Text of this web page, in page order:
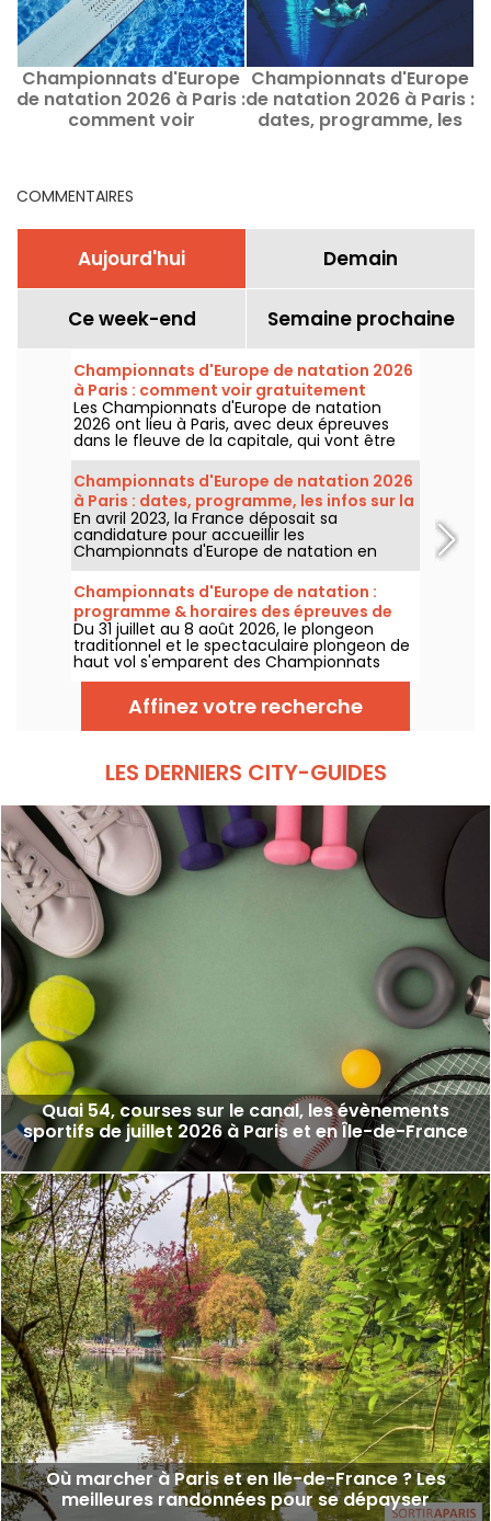
Championnats d'Europe
de natation 2026 à Paris :
comment voir
Championnats d'Europe
de natation 2026 à Paris :
dates, programme, les
COMMENTAIRES
Aujourd'hui Demain
Ce week-end Semaine prochaine
Championnats d'Europe de natation 2026
à Paris : comment voir gratuitement
certaines épreuves ?
Les Championnats d'Europe de natation
2026 ont lieu à Paris, avec deux épreuves
dans le fleuve de la capitale, qui vont être
plus accessibles au grand public ! Comment
observer les compétitions en eau libre et le
plongeon de haut vol, au mois d'août
prochain ?
Championnats d'Europe de natation 2026
à Paris : dates, programme, les infos sur la
compétition
En avril 2023, la France déposait sa
candidature pour accueillir les
Championnats d'Europe de natation en
2026. Du 31 juillet au 16 août, le Centre
Aquatique Olympique vous attend pour
encourager nos nageurs. Voici toutes les
informations à connaître sur la compétition
et les épreuves !
Championnats d'Europe de natation :
programme & horaires des épreuves de
plongeon et de haut vol
Du 31 juillet au 8 août 2026, le plongeon
traditionnel et le spectaculaire plongeon de
haut vol s'emparent des Championnats
d'Europe de natation. Entre le bassin
olympique de Saint-Denis et le cadre
naturel de la Seine, les meilleurs plongeurs
du continent vont s'élancer pour des figures
Affinez votre recherche
LES DERNIERS CITY-GUIDES
Quai 54, courses sur le canal, les évènements
sportifs de juillet 2026 à Paris et en Île-de-France
Où marcher à Paris et en Ile-de-France ? Les
meilleures randonnées pour se dépayser